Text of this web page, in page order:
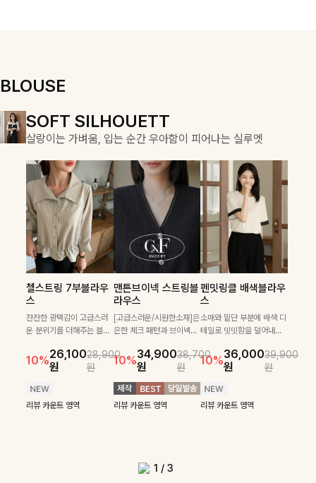
BLOUSE
SOFT SILHOUETT
살랑이는 가벼움, 입는 순간 우아함이 피어나는 실루엣
첼스트링 7부블라우
스
잔잔한 광택감이 고급스러
운 분위기를 더해주는 블라
프릴 밑단이 자연스럽게 실
루엣을 살려주며, 여유로운
스러운 무드를 완성해준답
니다 🤍
10%26,100
원
28,900
원
리뷰 카운트 영역
맨튼브이넥 스트링블
라우스
[고급스러운/시원한소재]은
은한 체크 패턴과 브이넥으
로 고급스러운 디테일을 넣
었으며 밑단스트링으로 핏
을 더욱 깔끔하게 잡아주는
블라우스예요 :)
10%34,900
원
38,700
원
리뷰 카운트 영역
펜밋링클 배색블라우
스
소매와 밑단 부분에 배색 디
테일로 밋밋함을 덜어내고
클 소재로 구김 걱정없이 즐
길 수 있는 블라우스랍니
10%36,000
원
39,900
원
리뷰 카운트 영역
COZY ESSENTIAL
매일의 일상을 부드럽게 감싸줄 니트 컬렉션
켐펜던트 꽈배기니트
꽈배기 짜임에 미니 펜던트
로 센스있는 아웃핏을 완성
해주는 반팔니트예요- 소프
방 소재로 누구나 부담없이
입기 좋아요
15%원
원
리뷰 카운트 영역
칠스트라이프 카라7
부니트
[골드버튼/클래식무드🤍]
스트라이프 패턴으로 데일
이템입니다 카라넥 디자인
으로 깔끔한 이미지로 만들
어 주는 7부 니트입니다 ~
10%31,900
원
35,400
원
리뷰 카운트 영역
폴딘울 골지유넥니트
[여리핏/가벼운착용감]은은
하게 더해진 울 함유 소재로
포근하면서도 가볍게 착용
짜임 디테일이 슬림한 실루
엣을 연출해주며, 부드러운
로 즐기기 좋답니다🤍
10%원
원
리뷰 카운트 영역
DOUBLE THE JOY
함께할 때 더욱 완벽한, 합리적인 선택으로 채우는 즐거움
필첸체크 스트링블라
우스+플레어스커트
SET
[활용도 좋은 투피스]은은한
체크 패턴과 허리 스트링 디
테일이 어우러진 투피스 세트
입니다. 여유로운 상의와 풍
성하게 퍼지는 롱스커트가 자
연스러운 체형 커버는 물론,
단품으로도 다양하게 활용하
42,900
원
49,800
캠릿리본 뷔스티에원
피스+티셔츠SET
[여름코디추천👍]뷔스티에
원피스와 티셔츠가 세트로 구
성되어 코디 고민 없이 완성
도 높은 스타일링을 연출해주
는 아이템 🤍 레이어드한 듯
센스 있는 무드로 데일리하게
편안하게 즐기기 좋아요 ✨
14%39,900
원
46,300
원
리뷰 카운트 영역
테킷미 레터링티셔츠
+반바지SET
[데일리부터 여행룩까지]감
각적인 레터링 티셔츠와 플레
어 핏 반바지가 함께 구성된
세트 아이템으로, 편안하면서
도 캐주얼한 꾸안꾸룩을 완성
해드립니다 ✨🩵
18%29,900
원
36,400
원
리뷰 카운트 영역
1 / 3